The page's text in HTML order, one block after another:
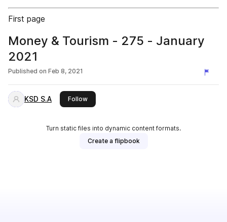
First page
Money & Tourism - 275 - January
2021
Published on Feb 8, 2021
KSD S.A Followthis publisher
Turn static files into dynamic content formats.
Create a flipbook